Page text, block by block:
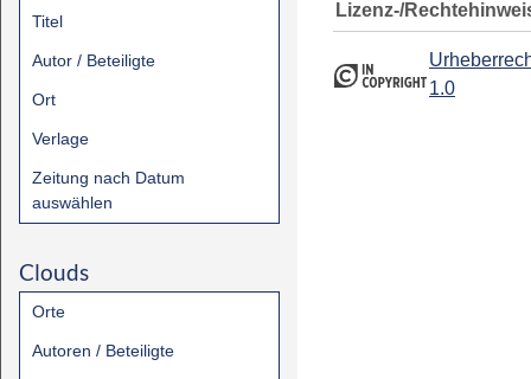
Titel
Autor / Beteiligte
Ort
Verlage
Zeitung nach Datum
auswählen
Clouds
Orte
Autoren / Beteiligte
Lizenz-/
1.0